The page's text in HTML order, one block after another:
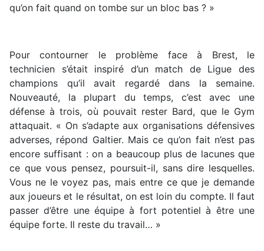
qu’on fait quand on tombe sur un bloc bas ? »
Pour contourner le problème face à Brest, le
technicien s’était inspiré d’un match de Ligue des
champions qu’il avait regardé dans la semaine.
Nouveauté, la plupart du temps, c’est avec une
défense à trois, où pouvait rester Bard, que le Gym
attaquait. « On s’adapte aux organisations défensives
adverses, répond Galtier. Mais ce qu’on fait n’est pas
encore suffisant : on a beaucoup plus de lacunes que
ce que vous pensez, poursuit-il, sans dire lesquelles.
Vous ne le voyez pas, mais entre ce que je demande
aux joueurs et le résultat, on est loin du compte. Il faut
passer d’être une équipe à fort potentiel à être une
équipe forte. Il reste du travail… »